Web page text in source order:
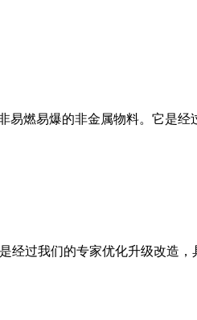
燃易爆的非金属物料。它是经
经过我们的专家优化升级改造